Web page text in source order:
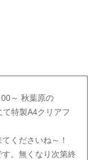
～ 秋葉原の
特製A4クリアフ
くださいね～！
。無くなり次第終